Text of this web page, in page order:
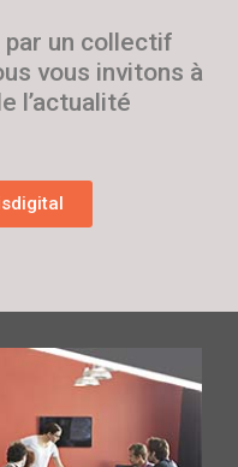
par un collectif
vous invitons à
l’actualité